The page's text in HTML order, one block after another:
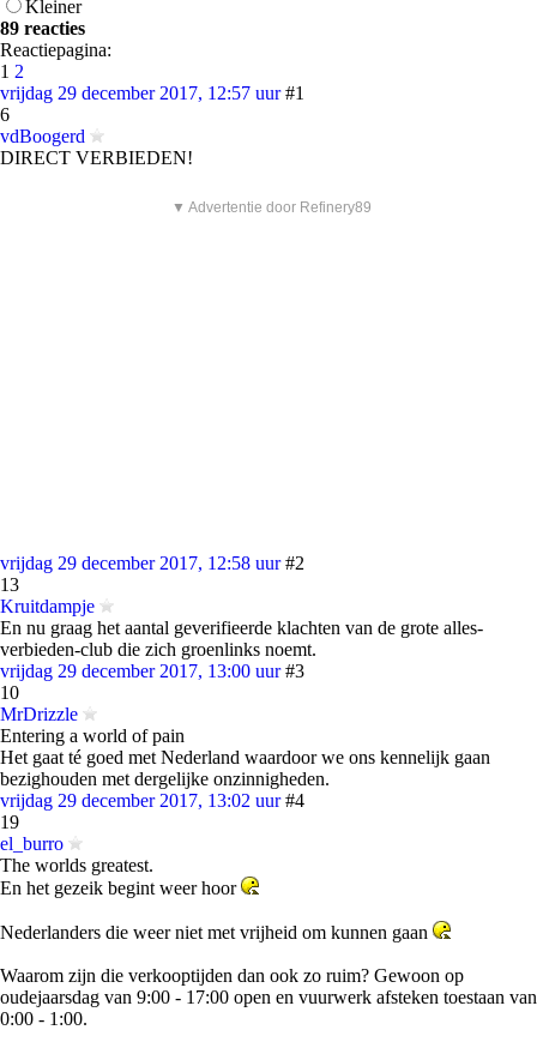
Kleiner
89 reacties
Reactiepagina:
1 2
vrijdag 29 december 2017, 12:57 uur #1
6
vdBoogerd
DIRECT VERBIEDEN!
▼ Advertentie door Refinery89
vrijdag 29 december 2017, 12:58 uur #2
13
Kruitdampje
En nu graag het aantal geverifieerde klachten van de grote alles-
verbieden-club die zich groenlinks noemt.
vrijdag 29 december 2017, 13:00 uur #3
10
MrDrizzle
Entering a world of pain
Het gaat té goed met Nederland waardoor we ons kennelijk gaan
bezighouden met dergelijke onzinnigheden.
vrijdag 29 december 2017, 13:02 uur #4
19
el_burro
The worlds greatest.
En het gezeik begint weer hoor
Nederlanders die weer niet met vrijheid om kunnen gaan
Waarom zijn die verkooptijden dan ook zo ruim? Gewoon op
oudejaarsdag van 9:00 - 17:00 open en vuurwerk afsteken toestaan van
0:00 - 1:00.